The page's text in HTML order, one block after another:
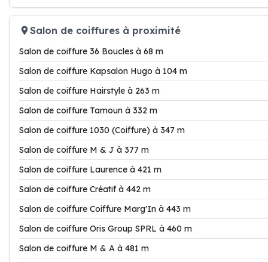
Salon de coiffures à proximité
Salon de coiffure 36 Boucles à 68 m
Salon de coiffure Kapsalon Hugo à 104 m
Salon de coiffure Hairstyle à 263 m
Salon de coiffure Tamoun à 332 m
Salon de coiffure 1030 (Coiffure) à 347 m
Salon de coiffure M & J à 377 m
Salon de coiffure Laurence à 421 m
Salon de coiffure Créatif à 442 m
Salon de coiffure Coiffure Marg'In à 443 m
Salon de coiffure Oris Group SPRL à 460 m
Salon de coiffure M & A à 481 m